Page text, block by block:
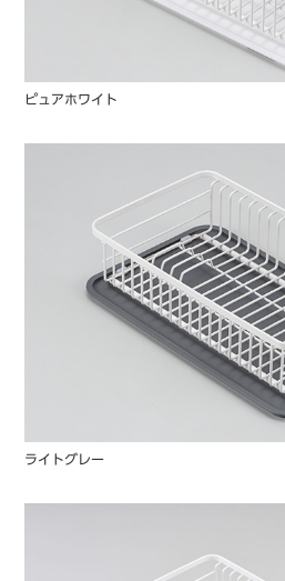
ピュアホワイト
ライトグレー